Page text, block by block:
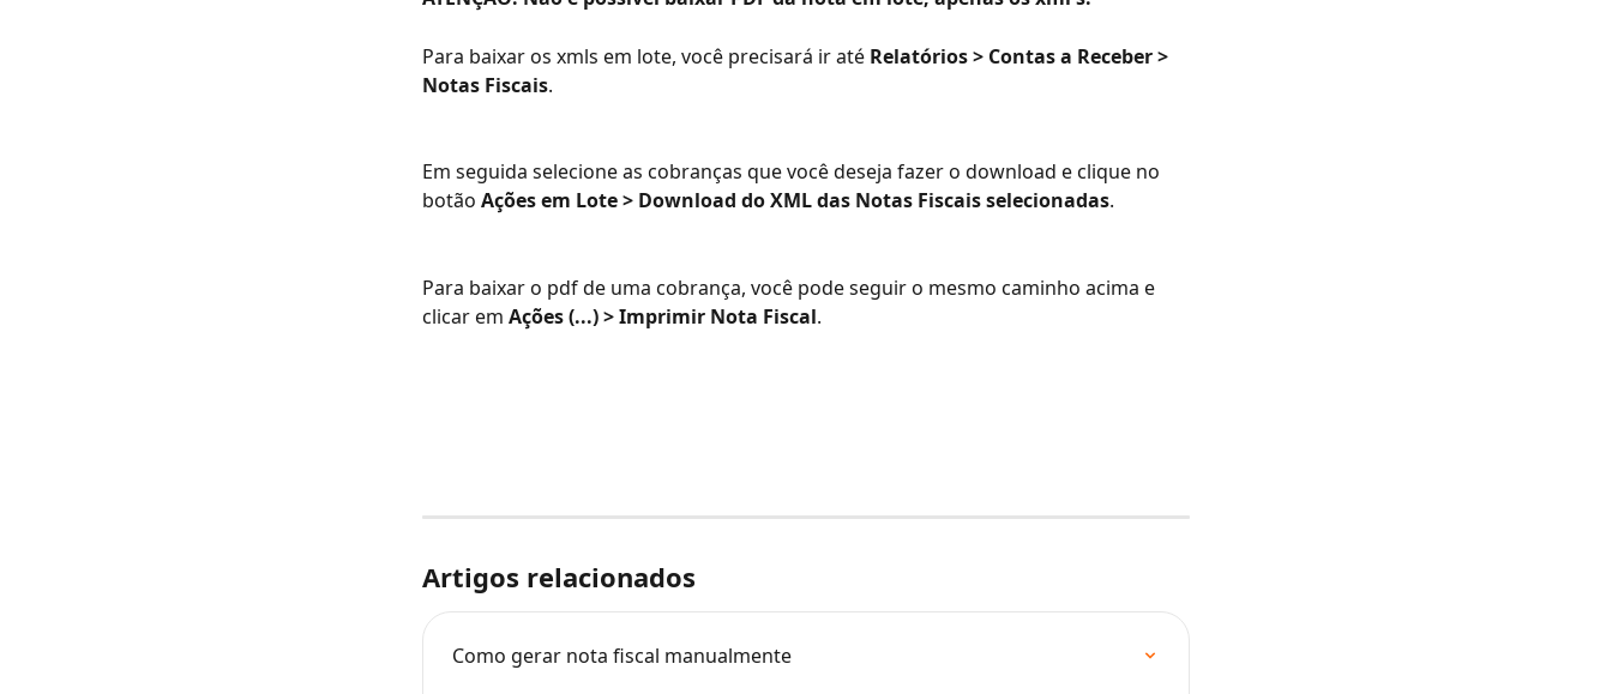
Para baixar os xmls em lote, você precisará ir até Relatórios > Contas a Receber >
Notas Fiscais.
Em seguida selecione as cobranças que você deseja fazer o download e clique no
botão Ações em Lote > Download do XML das Notas Fiscais selecionadas.
Para baixar o pdf de uma cobrança, você pode seguir o mesmo caminho acima e
clicar em Ações (...) > Imprimir Nota Fiscal.
Artigos relacionados
Como gerar nota fiscal manualmente